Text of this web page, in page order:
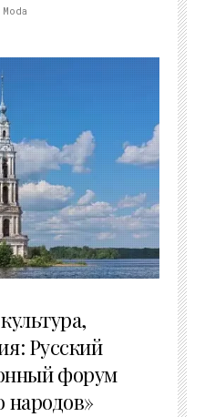
Moda
Русский
форум
народов»